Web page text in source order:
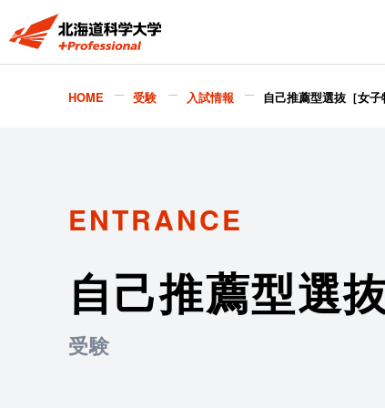
HOME 受験 入試情報 自己推薦型選抜［女子
ENTRANCE
自己推薦型選
受験